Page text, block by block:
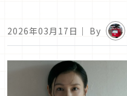
2026年03月17日 ｜ By